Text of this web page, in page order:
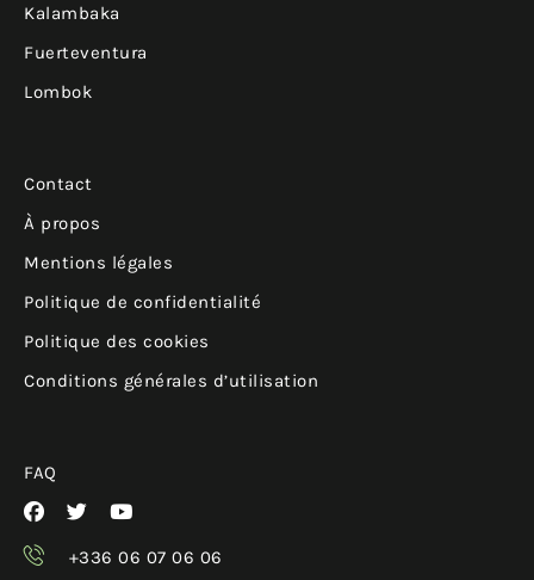
Kalambaka
Fuerteventura
Lombok
Contact
À propos
Mentions légales
Politique de confidentialité
Politique des cookies
Conditions générales d’utilisation
FAQ
+336 06 07 06 06